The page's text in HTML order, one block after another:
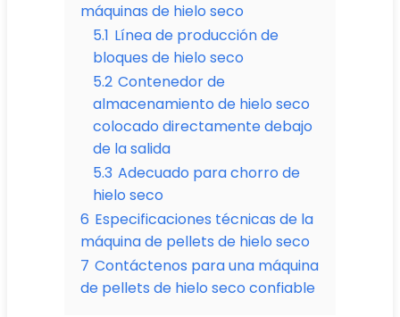
máquinas de hielo seco
5.1 Línea de producción de
bloques de hielo seco
5.2 Contenedor de
almacenamiento de hielo seco
colocado directamente debajo
de la salida
5.3 Adecuado para chorro de
hielo seco
6 Especificaciones técnicas de la
máquina de pellets de hielo seco
7 Contáctenos para una máquina
de pellets de hielo seco confiable